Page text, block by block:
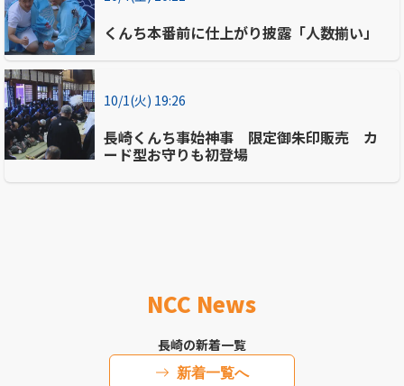
くんち本番前に仕上がり披露「人数揃い」
10/1(火) 19:26
長崎くんち事始神事 限定御朱印販売 カ
ード型お守りも初登場
NCC News
長崎の新着一覧
新着一覧へ